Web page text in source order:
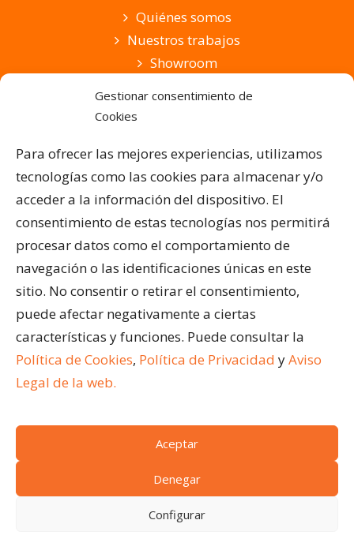
Gestionar consentimiento de
Cookies
Para ofrecer las mejores experiencias, utilizamos
tecnologías como las cookies para almacenar y/o
acceder a la información del dispositivo. El
consentimiento de estas tecnologías nos permitirá
procesar datos como el comportamiento de
navegación o las identificaciones únicas en este
sitio. No consentir o retirar el consentimiento,
puede afectar negativamente a ciertas
características y funciones. Puede consultar la
Política de Cookies, Política de Privacidad yAviso
Legal de la web.
Aceptar
Denegar
Configurar
Quiénes somos
Nuestros trabajos
Showroom
PRODUCTOS Y SERVICIOS
Pérgolas Bioclimáticas
Cortinas de Cristal
Cubiertas para Pisicinas
Acristalar Contract – Soluciones Profesionales
Horeca
¿Qué son los cerramientos abatibles para
terrazas?
Ventajas de acristalar la terraza de un restaurante
Cómo limpiar una pérgola bioclimática
Todos los derechos reservados
Política de cookies|Acceso a cookies|Política de
privacidad